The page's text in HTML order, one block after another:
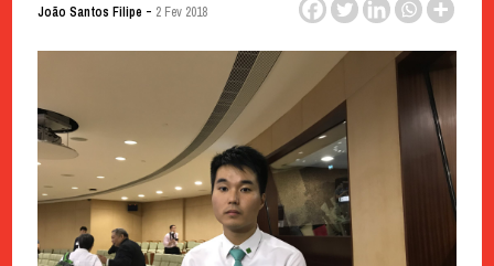
João Santos Filipe - 2 Fev 2018